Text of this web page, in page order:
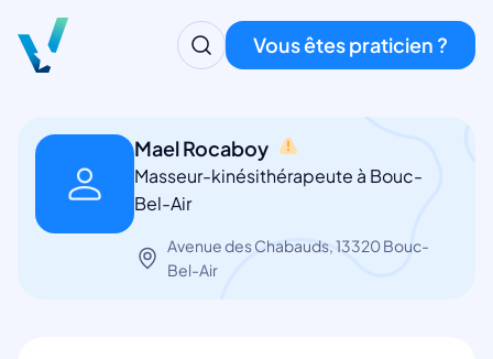
Vous êtes praticien ?
Mael Rocaboy
Masseur-kinésithérapeute à Bouc-
Bel-Air
Avenue des Chabauds, 13320 Bouc-
Bel-Air